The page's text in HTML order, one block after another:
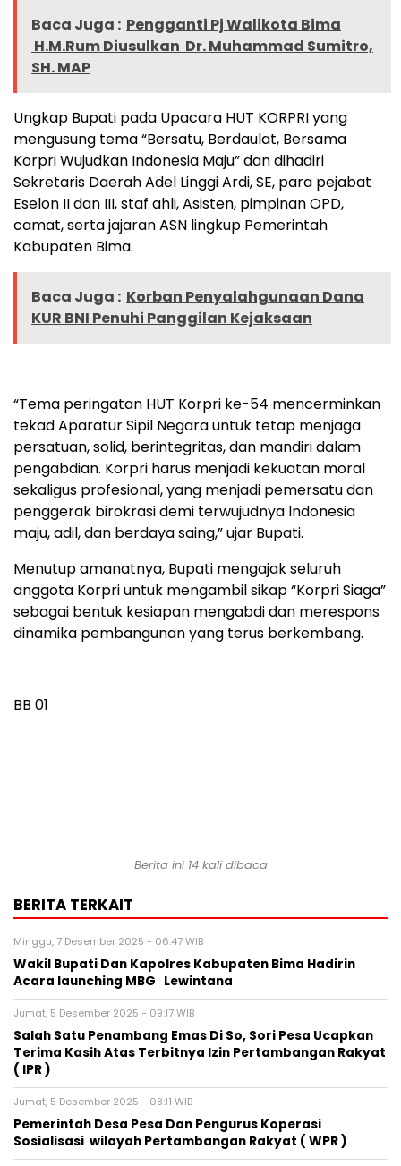
Baca Juga : Pengganti Pj Walikota Bima
H.M.Rum Diusulkan Dr. Muhammad Sumitro,
SH. MAP
Ungkap Bupati pada Upacara HUT KORPRI yang
mengusung tema “Bersatu, Berdaulat, Bersama
Korpri Wujudkan Indonesia Maju” dan dihadiri
Sekretaris Daerah Adel Linggi Ardi, SE, para pejabat
Eselon II dan III, staf ahli, Asisten, pimpinan OPD,
camat, serta jajaran ASN lingkup Pemerintah
Kabupaten Bima.
Baca Juga : Korban Penyalahgunaan Dana
KUR BNI Penuhi Panggilan Kejaksaan
“Tema peringatan HUT Korpri ke-54 mencerminkan
tekad Aparatur Sipil Negara untuk tetap menjaga
persatuan, solid, berintegritas, dan mandiri dalam
pengabdian. Korpri harus menjadi kekuatan moral
sekaligus profesional, yang menjadi pemersatu dan
penggerak birokrasi demi terwujudnya Indonesia
maju, adil, dan berdaya saing,” ujar Bupati.
Menutup amanatnya, Bupati mengajak seluruh
anggota Korpri untuk mengambil sikap “Korpri Siaga”
sebagai bentuk kesiapan mengabdi dan merespons
dinamika pembangunan yang terus berkembang.
BB 01
Berita ini 14 kali dibaca
BERITA TERKAIT
Minggu, 7 Desember 2025 - 06:47 WIB
Wakil Bupati Dan Kapolres Kabupaten Bima Hadirin
Acara launching MBG Lewintana
Jumat, 5 Desember 2025 - 09:17 WIB
Salah Satu Penambang Emas Di So, Sori Pesa Ucapkan
Terima Kasih Atas Terbitnya Izin Pertambangan Rakyat
( IPR )
Jumat, 5 Desember 2025 - 08:11 WIB
Pemerintah Desa Pesa Dan Pengurus Koperasi
Sosialisasi wilayah Pertambangan Rakyat ( WPR )